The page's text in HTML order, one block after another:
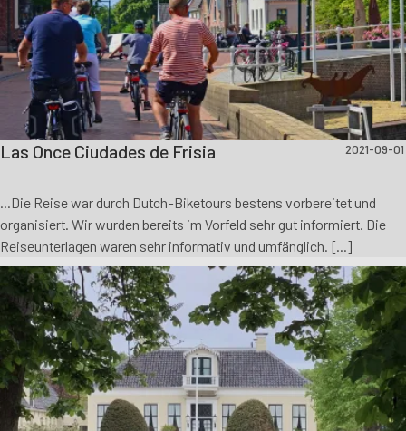
Las Once Ciudades de Frisia 2021-09-01
...Die Reise war durch Dutch-Biketours bestens vorbereitet und
organisiert. Wir wurden bereits im Vorfeld sehr gut informiert. Die
Reiseunterlagen waren sehr informativ und umfänglich. [...]